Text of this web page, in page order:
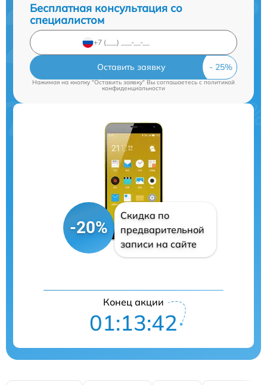
Бесплатная консультация со
специалистом
Оставить заявку
Нажимая на кнопку "Оставить заявку" Вы соглашаетесь cполитикой
конфиденциальности
-20%
Скидка по
предварительной
записи на сайте
Конец акции
01:13:42